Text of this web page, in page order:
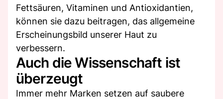
Fettsäuren, Vitaminen und Antioxidantien,
können sie dazu beitragen, das allgemeine
Erscheinungsbild unserer Haut zu
verbessern.
Auch die Wissenschaft ist
überzeugt
Immer mehr Marken setzen auf saubere